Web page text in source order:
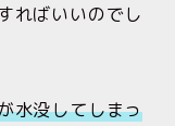
ればいいのでし
水没してしまっ